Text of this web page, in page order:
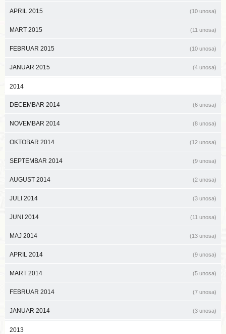
APRIL 2015 (10 unosa)
MART 2015 (11 unosa)
FEBRUAR 2015 (10 unosa)
JANUAR 2015 (4 unosa)
2014
DECEMBAR 2014 (6 unosa)
NOVEMBAR 2014 (8 unosa)
OKTOBAR 2014 (12 unosa)
SEPTEMBAR 2014 (9 unosa)
AUGUST 2014 (2 unosa)
JULI 2014 (3 unosa)
JUNI 2014 (11 unosa)
MAJ 2014 (13 unosa)
APRIL 2014 (9 unosa)
MART 2014 (5 unosa)
FEBRUAR 2014 (7 unosa)
JANUAR 2014 (3 unosa)
2013